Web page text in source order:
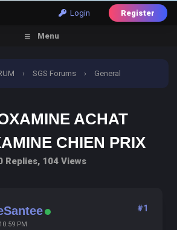
Login Register
Menu
› SGS Forums › General
ACHAT
CHIEN PRIX
Replies, 104 Views
PM
#1